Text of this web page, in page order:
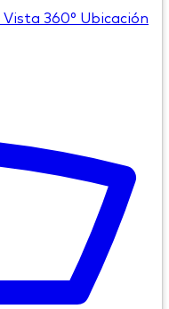
Vista 360° Ubicación